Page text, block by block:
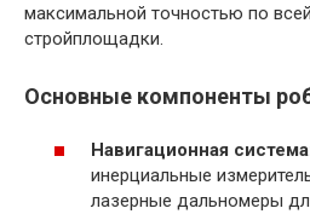
максимальной точностью по
стройплощадки.
Основные компоненты
Навигационная
инерциальные
лазерные дальномеры